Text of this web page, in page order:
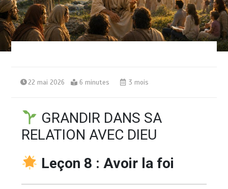
22 mai 2026 6 minutes 3 mois
GRANDIR DANS SA
RELATION AVEC DIEU
Leçon 8 : Avoir la foi